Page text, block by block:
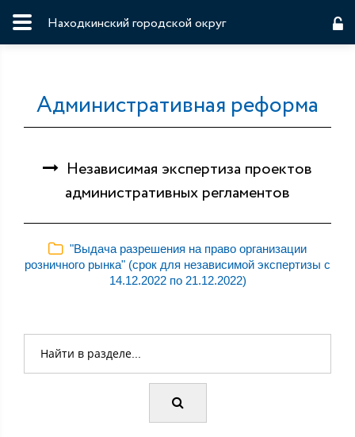
Находкинский городской округ
Административная реформа
Независимая экспертиза проектов
административных регламентов
"Выдача разрешения на право организации
розничного рынка" (срок для независимой экспертизы с
14.12.2022 по 21.12.2022)